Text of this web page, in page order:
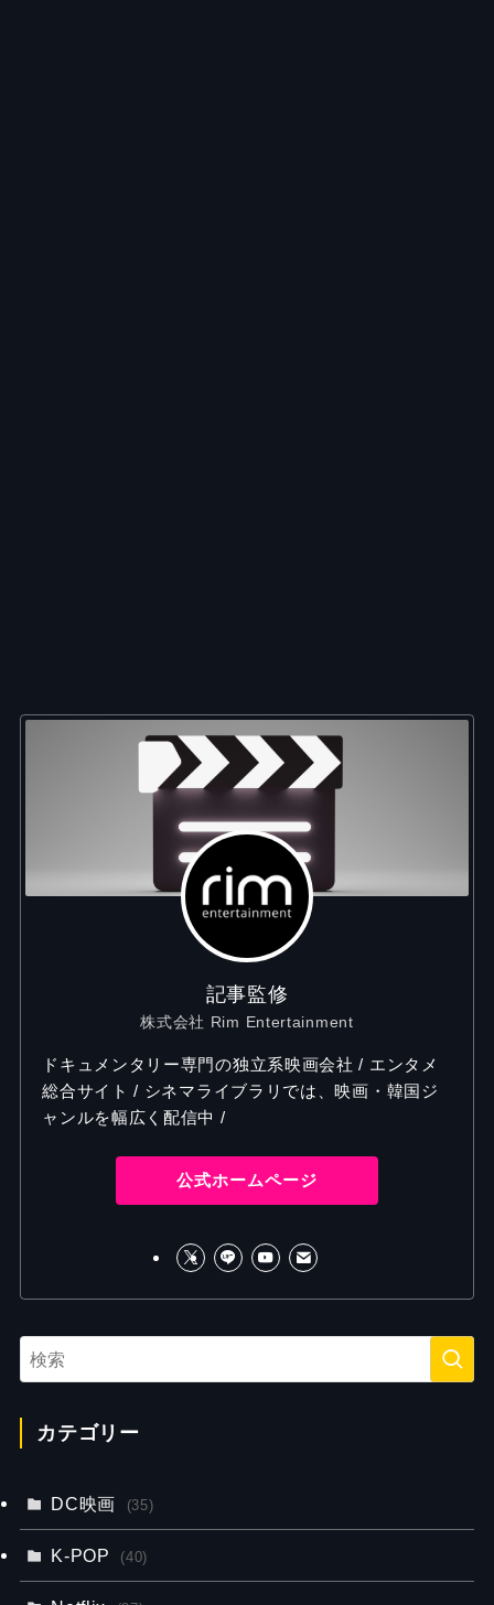
記事監修
株式会社 Rim Entertainment
ドキュメンタリー専門の独立系映画会社 / エンタメ
総合サイト / シネマライブラリでは、映画・韓国ジ
ャンルを幅広く配信中 /
公式ホームページ
カテゴリー
DC映画 (35)
K-POP (40)